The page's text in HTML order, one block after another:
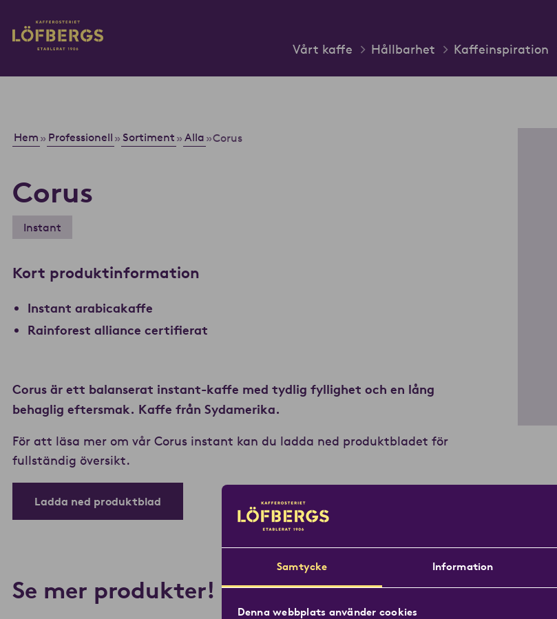
Samtycke Information
Denna webbplats använder cookies
Gå till huvudinnehåll
Vårt kaffe
Hållbarhet Kaffeinspiration
Hem » Professionell » Sortiment » Alla »Corus
Corus
Instant
Kort produktinformation
Instant arabicakaffe
Rainforest alliance certifierat
Corus är ett balanserat instant-kaffe med tydlig fyllighet och en lång
behaglig eftersmak. Kaffe från Sydamerika.
För att läsa mer om vår Corus instant kan du ladda ned produktbladet för
fullständig översikt.
Ladda ned produktblad
Se mer produkter!